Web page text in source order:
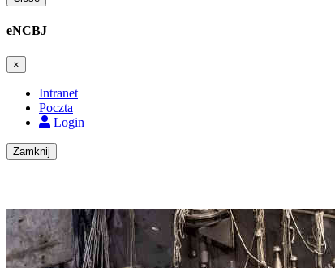
eNCBJ
×
Intranet
Poczta
Login
Zamknij